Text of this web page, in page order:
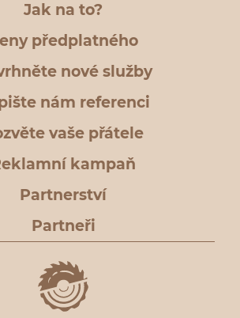
Jak na to?
předplatného
nové služby
nám referenci
vaše přátele
kampaň
Partnerství
Partneři